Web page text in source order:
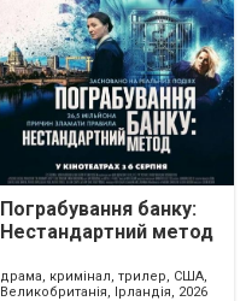
Пограбування банку:
Нестандартний метод
драма, кримінал, трилер, США,
Великобританія, Ірландія, 2026